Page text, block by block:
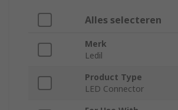
Alles selecteren
Merk
Ledil
Product Type
LED Connector